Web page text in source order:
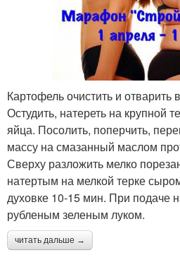
Картофель очистить и отварить
Остудить, натереть на крупной
яйца. Посолить, поперчить,
массу на смазанный маслом
Сверху разложить мелко
натертым на мелкой терке
духовке 10-15 мин. При подаче
рубленым зеленым луком.
читать дальше →